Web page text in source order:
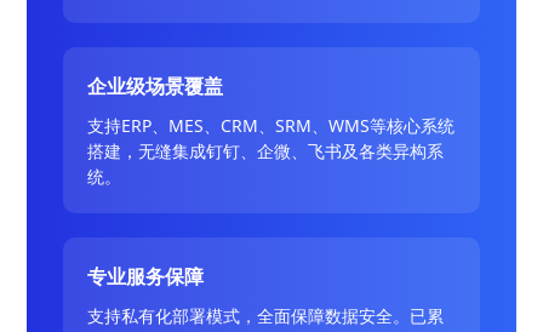
企业级场景覆盖
支持ERP、MES、CRM、SRM、WMS等核心系统
搭建，无缝集成钉钉、企微、飞书及各类异构系
统。
专业服务保障
支持私有化部署模式，全面保障数据安全。已累